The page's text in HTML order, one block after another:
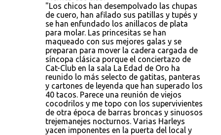
"Los chicos han desempolvado las chupas
de cuero, han afilado sus patillas y tupés y
se han enfundado los anillacos de plata
para molar. Las princesitas se han
maqueado con sus mejores galas y se
preparan para mover la cadera cargada de
síncopa clásica porque el conciertazo de
Cat-Club en la sala La Edad de Oro ha
reunido lo más selecto de gatitas, panteras
y cartones de leyenda que han superado los
40 tacos. Parece una reunión de viejos
cocodrilos y me topo con los supervivientes
de otra época de barras broncas y sinuosos
trejemanejes nocturnos. Varias Harleys
yacen imponentes en la puerta del local y